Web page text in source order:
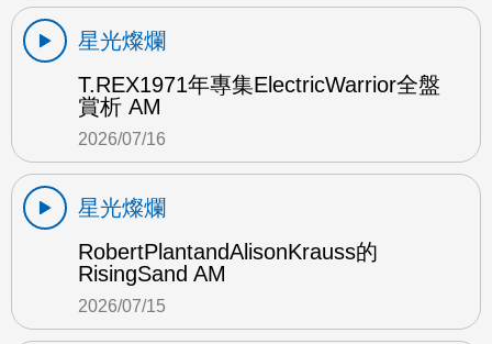
星光燦爛
T.REX1971年專集ElectricWarrior全盤
賞析 AM
2026/07/16
星光燦爛
RobertPlantandAlisonKrauss的
RisingSand AM
2026/07/15